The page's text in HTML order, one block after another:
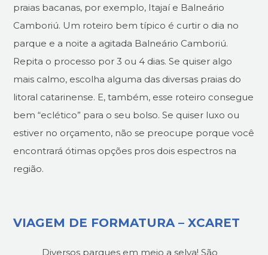
praias bacanas, por exemplo, Itajaí e Balneário
Camboriú. Um roteiro bem típico é curtir o dia no
parque e a noite a agitada Balneário Camboriú.
Repita o processo por 3 ou 4 dias. Se quiser algo
mais calmo, escolha alguma das diversas praias do
litoral catarinense. E, também, esse roteiro consegue
bem “eclético” para o seu bolso. Se quiser luxo ou
estiver no orçamento, não se preocupe porque você
encontrará ótimas opções pros dois espectros na
região.
VIAGEM DE FORMATURA – XCARET
Diversos parques em meio a selva! São